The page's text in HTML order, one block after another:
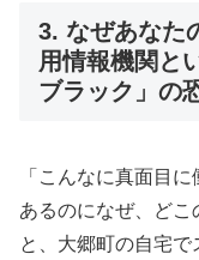
3. なぜあなた
用情報機関と
ブラック」の
「こんなに真面目
あるのになぜ、どこ
と、大郷町の自宅